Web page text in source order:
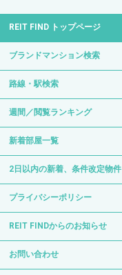
REIT FIND トップページ
ブランドマンション検索
路線・駅検索
週間／閲覧ランキング
新着部屋一覧
2日以内の新着、条件改定物件
プライバシーポリシー
REIT FINDからのお知らせ
お問い合わせ